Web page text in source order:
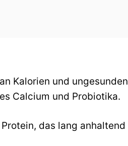
Kalorien und ungesunden
Calcium und Probiotika.
das lang anhaltend